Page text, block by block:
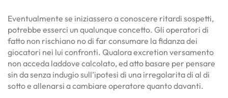
Eventualmente se iniziassero a conoscere ritardi sospetti,
potrebbe esserci un qualunque concetto. Gli operatori di
fatto non rischiano no di far consumare la fidanza dei
giocatori nei lui confronti. Qualora excretion versamento
non acceda laddove calcolato, ed atto basare per pensare
sin da senza indugio sull’ipotesi di una irregolarita di al di
sotto e allenarsi a cambiare operatore quanto davanti.